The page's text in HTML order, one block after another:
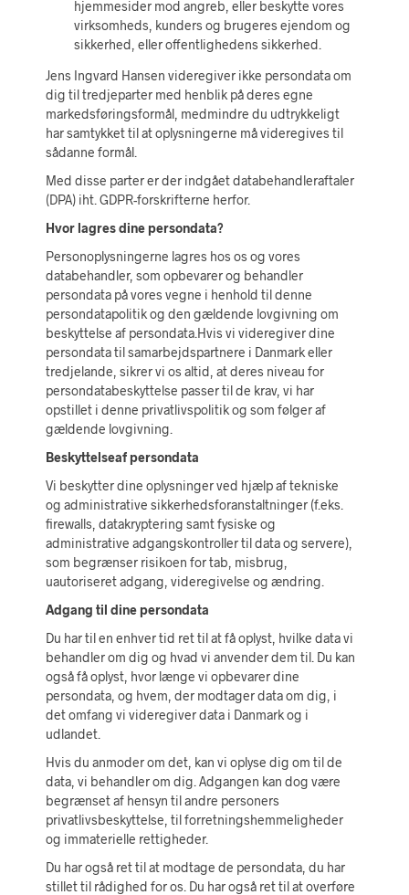
hjemmesider mod angreb, eller beskytte vores
virksomheds, kunders og brugeres ejendom og
sikkerhed, eller offentlighedens sikkerhed.
Jens Ingvard Hansen videregiver ikke persondata om
dig til tredjeparter med henblik på deres egne
markedsføringsformål, medmindre du udtrykkeligt
har samtykket til at oplysningerne må videregives til
sådanne formål.
Med disse parter er der indgået databehandleraftaler
(DPA) iht. GDPR-forskrifterne herfor.
Hvor lagres dine persondata?
Personoplysningerne lagres hos os og vores
databehandler, som opbevarer og behandler
persondata på vores vegne i henhold til denne
persondatapolitik og den gældende lovgivning om
beskyttelse af persondata.Hvis vi videregiver dine
persondata til samarbejdspartnere i Danmark eller
tredjelande, sikrer vi os altid, at deres niveau for
persondatabeskyttelse passer til de krav, vi har
opstillet i denne privatlivspolitik og som følger af
gældende lovgivning.
Beskyttelseaf persondata
Vi beskytter dine oplysninger ved hjælp af tekniske
og administrative sikkerhedsforanstaltninger (f.eks.
firewalls, datakryptering samt fysiske og
administrative adgangskontroller til data og servere),
som begrænser risikoen for tab, misbrug,
uautoriseret adgang, videregivelse og ændring.
Adgang til dine persondata
Du har til en enhver tid ret til at få oplyst, hvilke data vi
behandler om dig og hvad vi anvender dem til. Du kan
også få oplyst, hvor længe vi opbevarer dine
persondata, og hvem, der modtager data om dig, i
det omfang vi videregiver data i Danmark og i
udlandet.
Hvis du anmoder om det, kan vi oplyse dig om til de
data, vi behandler om dig. Adgangen kan dog være
begrænset af hensyn til andre personers
privatlivsbeskyttelse, til forretningshemmeligheder
og immaterielle rettigheder.
Du har også ret til at modtage de persondata, du har
stillet til rådighed for os. Du har også ret til at overføre